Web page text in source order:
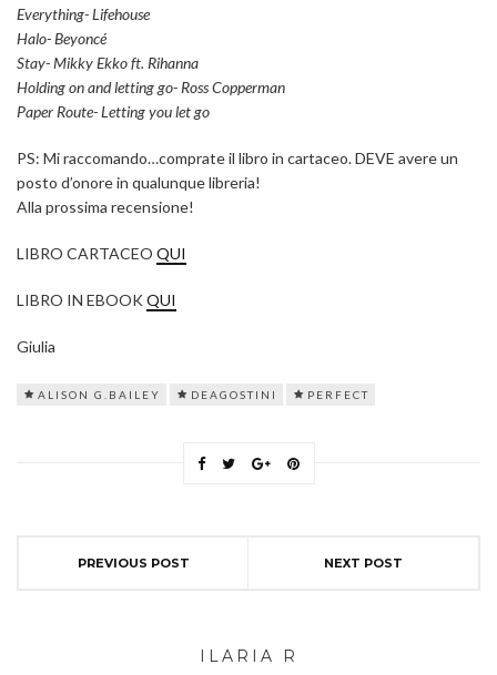
Everything- Lifehouse
Halo- Beyoncé
Stay- Mikky Ekko ft. Rihanna
Holding on and letting go- Ross Copperman
Paper Route- Letting you let go
PS: Mi raccomando…comprate il libro in cartaceo. DEVE avere un
posto d’onore in qualunque libreria!
Alla prossima recensione!
LIBRO CARTACEO QUI
LIBRO IN EBOOKQUI
Giulia
ALISON G.BAILEY DEAGOSTINI PERFECT
PREVIOUS POST NEXT POST
ILARIA R